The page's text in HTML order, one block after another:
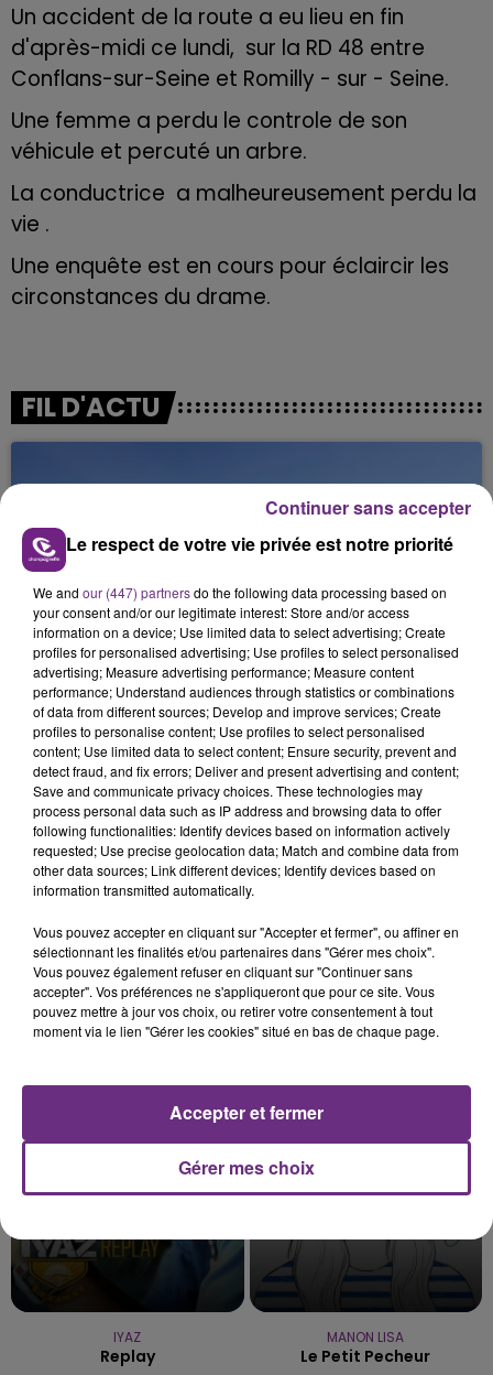
Un accident de la route a eu lieu en fin
d'après-midi ce lundi, sur la RD 48 entre
Conflans-sur-Seine et Romilly - sur - Seine.
Une femme a perdu le controle de son
véhicule et percuté un arbre.
La conductrice a malheureusement perdu la
vie .
Une enquête est en cours pour éclaircir les
circonstances du drame.
FIL D'ACTU
6 août 2026
SI TOUT LE MONDE FAIT ÇA, MOI L'ANNÉE
PROCHAINE JE VENDANGE EN...
La vendange en Champagne a débuté ce jeudi 6
août dans la commune de Montgueux (Aube). Du
jamais vu !
6 août 2026
L'ORDRE SUR LES CONDITIONS DE...
Alors que les dates de début des vendange 2026
s'est avéré être plus précoce que prévu,
l'inspection du Travail en profite pour rappeler
TITRES DIFFUSÉS
IYAZ
Replay
6h40
6h40
MANON LISA
Le Petit Pecheur
Le respect de votre vie privée est notre priorité
We and our (447) partnersdo the following data processing based on
your consent and/or our legitimate interest: Store and/or access
information on a device; Use limited data to select advertising; Create
profiles for personalised advertising; Use profiles to select personalised
advertising; Measure advertising performance; Measure content
performance; Understand audiences through statistics or combinations
of data from different sources; Develop and improve services; Create
profiles to personalise content; Use profiles to select personalised
content; Use limited data to select content; Ensure security, prevent and
detect fraud, and fix errors; Deliver and present advertising and content;
Save and communicate privacy choices. These technologies may
process personal data such as IP address and browsing data to offer
following functionalities: Identify devices based on information actively
requested; Use precise geolocation data; Match and combine data from
other data sources; Link different devices; Identify devices based on
information transmitted automatically.
Vous pouvez accepter en cliquant sur "Accepter et fermer", ou affiner en
sélectionnant les finalités et/ou partenaires dans "Gérer mes choix".
Vous pouvez également refuser en cliquant sur "Continuer sans
accepter". Vos préférences ne s'appliqueront que pour ce site. Vous
pouvez mettre à jour vos choix, ou retirer votre consentement à tout
moment via le lien "Gérer les cookies" situé en bas de chaque page.
Gérer mes choix
Accepter et fermer
Continuer sans accepter